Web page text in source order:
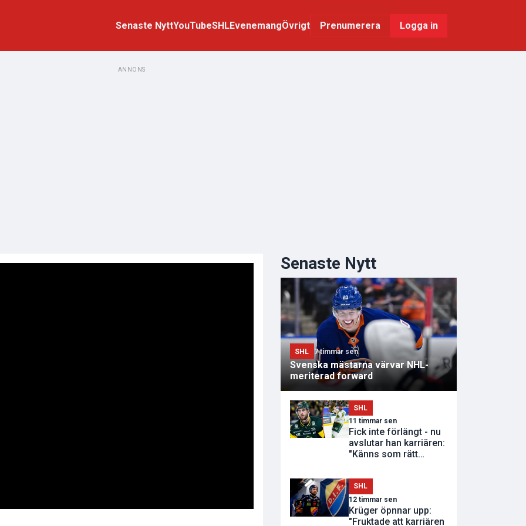
Senaste NyttYouTubeSHLEvenemangÖvrigt Prenumerera Logga in
ANNONS
Senaste Nytt
SHL 7 timmar sen
Svenska mästarna värvar NHL-
meriterad forward
SHL
11 timmar sen
Fick inte förlängt - nu
avslutar han karriären:
"Känns som rätt
SHL
12 timmar sen
Krüger öpnnar upp:
"Fruktade att karriären